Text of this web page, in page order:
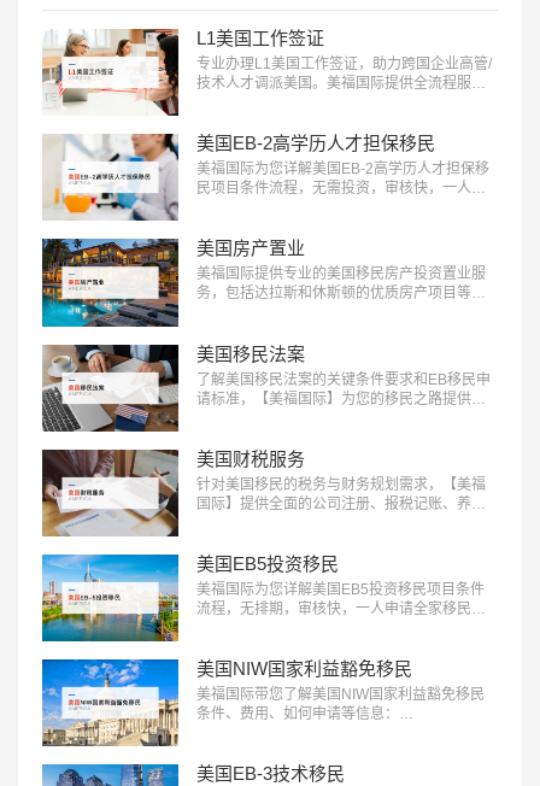
L1美国工作签证
专业办理L1美国工作签证，助力跨国企业高管/
技术人才调派美国。美福国际提供全流程服
职业之旅！…
美国EB-2高学历人才担保移民
美福国际为您详解美国EB-2高学历人才担保移
民项目条件流程，无需投资，审核快，一人申
美国房产置业
美福国际提供专业的美国移民房产投资置业服
务，包括达拉斯和休斯顿的优质房产项目等精
美国移民法案
了解美国移民法案的关键条件要求和EB移民申
请标准，【美福国际】为您的移民之路提供清
美国财税服务
针对美国移民的税务与财务规划需求，【美福
国际】提供全面的公司注册、报税记账、养老
现财富增长：400-001-0063…
美国EB5投资移民
美福国际为您详解美国EB5投资移民项目条件
流程，无排期，审核快，一人申请全家移民。
美国NIW国家利益豁免移民
美福国际带您了解美国NIW国家利益豁免移民
条件、费用、如何申请等信息：
美国EB-3技术移民